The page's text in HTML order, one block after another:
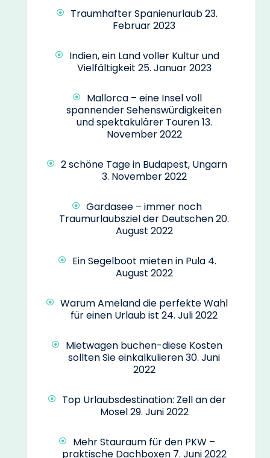
Traumhafter Spanienurlaub23.
Februar 2023
Indien, ein Land voller Kultur und
Vielfältigkeit 25. Januar 2023
Mallorca – eine Insel voll
spannender Sehenswürdigkeiten
und spektakulärer Touren13.
November 2022
2 schöne Tage in Budapest, Ungarn
3. November 2022
Gardasee – immer noch
Traumurlaubsziel der Deutschen20.
August 2022
Ein Segelboot mieten in Pula 4.
August 2022
Warum Ameland die perfekte Wahl
für einen Urlaub ist 24. Juli 2022
Mietwagen buchen-diese Kosten
sollten Sie einkalkulieren30. Juni
2022
Top Urlaubsdestination: Zell an der
Mosel29. Juni 2022
Mehr Stauraum für den PKW –
praktische Dachboxen 7. Juni 2022